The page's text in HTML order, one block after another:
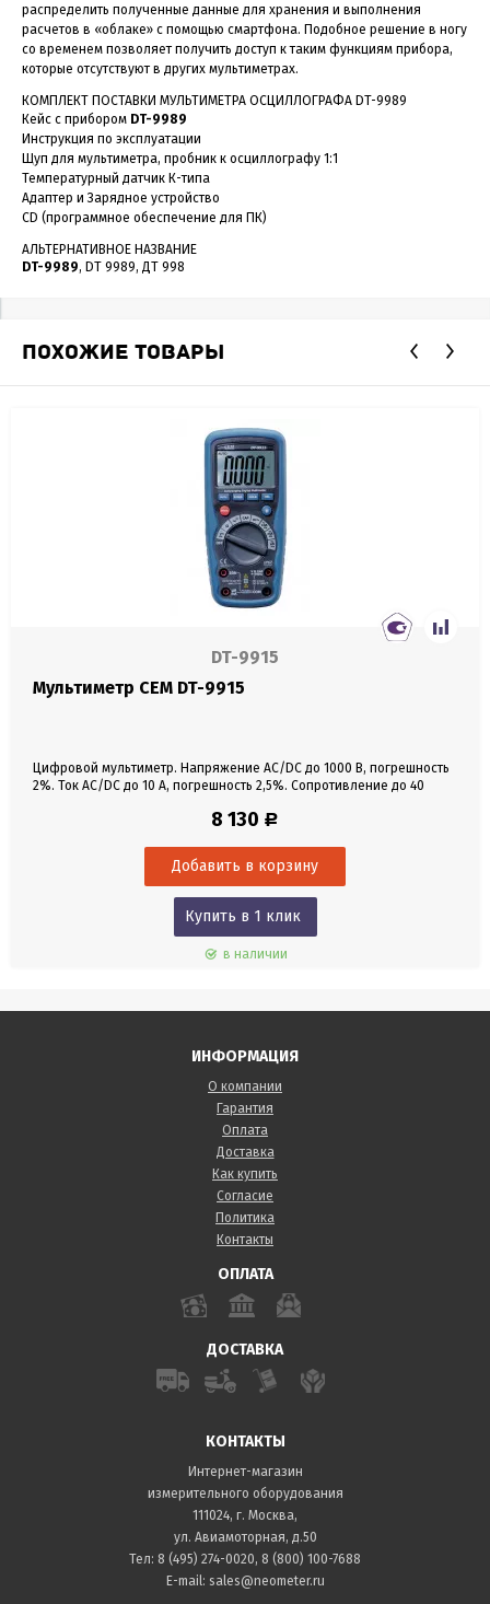
распределить полученные данные для хранения и выполнения
расчетов в «облаке» с помощью смартфона. Подобное решение в ногу
со временем позволяет получить доступ к таким функциям прибора,
которые отсутствуют в других мультиметрах.
КОМПЛЕКТ ПОСТАВКИ МУЛЬТИМЕТРА ОСЦИЛЛОГРАФА DT-9989
Кейс с прибором DT-9989
Инструкция по эксплуатации
Щуп для мультиметра, пробник к осциллографу 1:1
Температурный датчик К-типа
Адаптер и Зарядное устройство
CD (программное обеспечение для ПК)
АЛЬТЕРНАТИВНОЕ НАЗВАНИЕ
DT-9989, DT 9989, ДТ 998
ПОХОЖИЕ ТОВАРЫ
DT-9915
Мультиметр CEM DT-9915
Цифровой мультиметр. Напряжение AC/DC до 1000 В, погрешность
2%. Ток AC/DC до 10 A, погрешность 2,5%. Сопротивление до 40
Автовыключение. DATA HOLD. Автовыбор диапазона,
8 130 Р
Купить в 1 клик
в наличии
ИНФОРМАЦИЯ
О компании
Гарантия
Оплата
Доставка
Как купить
Согласие
Политика
Контакты
ОПЛАТА
ДОСТАВКА
КОНТАКТЫ
Интернет-магазин
измерительного оборудования
111024, г. Москва,
ул. Авиамоторная, д.50
Тел: 8 (495) 274-0020, 8 (800) 100-7688
E-mail: sales@neometer.ru